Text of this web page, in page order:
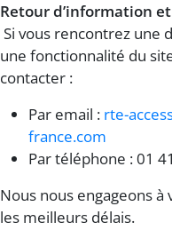
Retour d’information
Si vous rencontrez une
une fonctionnalité du
contacter :
Par email : rte-
france.com
Par téléphone : 01
Nous nous engageons
les meilleurs délais.